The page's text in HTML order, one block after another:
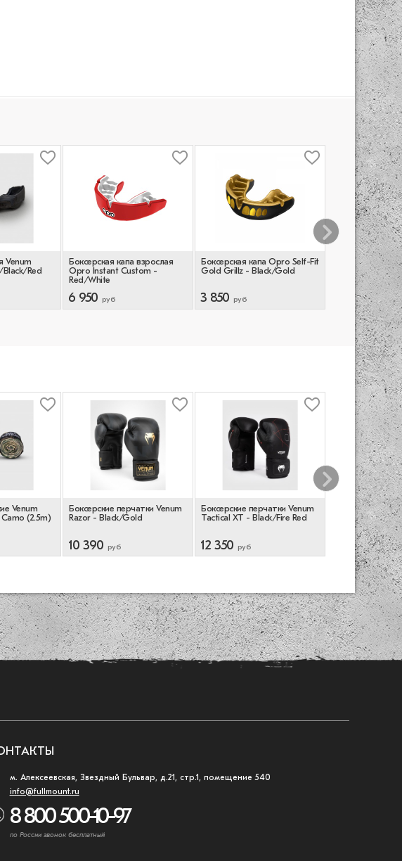
Venum
Red
Боксерская капа взрослая
Opro Instant Custom -
Red/White
6 950 руб
Боксерская капа Opro Self-Fit
Gold Grillz - Black/Gold
3 850 руб
Боксерская
Opro Self-Fit
Black/Gold
3 850 руб
Venum
(2.5m)
Боксерские перчатки Venum
Razor - Black/Gold
10 390 руб
Боксерские перчатки Venum
Tactical XT - Black/Fire Red
12 350 руб
Перчатки MMA
Boxing Extream
9 990 руб
м. Алексеевская, Звездный Бульвар, д.21, стр.1, помещение 540
info@fullmount.ru
8 800 500-10-97
по России звонок бесплатный